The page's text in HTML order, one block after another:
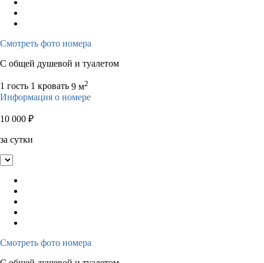
Смотреть фото номера
С общей душевой и туалетом
1 гость 1 кровать 9 м2
Информация о номере
10 000 ₽
за сутки
Смотреть фото номера